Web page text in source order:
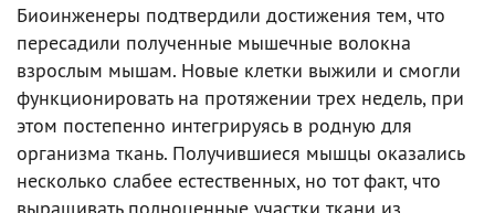
Биоинженеры подтвердили достижения тем, что
пересадили полученные мышечные волокна
взрослым мышам. Новые клетки выжили и смогли
функционировать на протяжении трех недель, при
этом постепенно интегрируясь в родную для
организма ткань. Получившиеся мышцы оказались
несколько слабее естественных, но тот факт, что
выращивать полноценные участки ткани из